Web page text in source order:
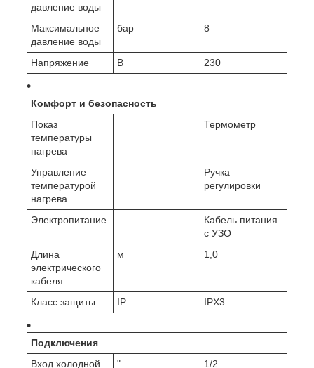
давление воды
Максимальное
давление воды
бар 8
Напряжение В 230
Комфорт и безопасность
Показ
температуры
нагрева
Термометр
Управление
температурой
нагрева
Ручка
регулировки
Электропитание
Кабель питания
с УЗО
Длина
электрического
кабеля
м 1,0
Класс защиты IP IPX3
Подключения
Вход холодной
" 1/2